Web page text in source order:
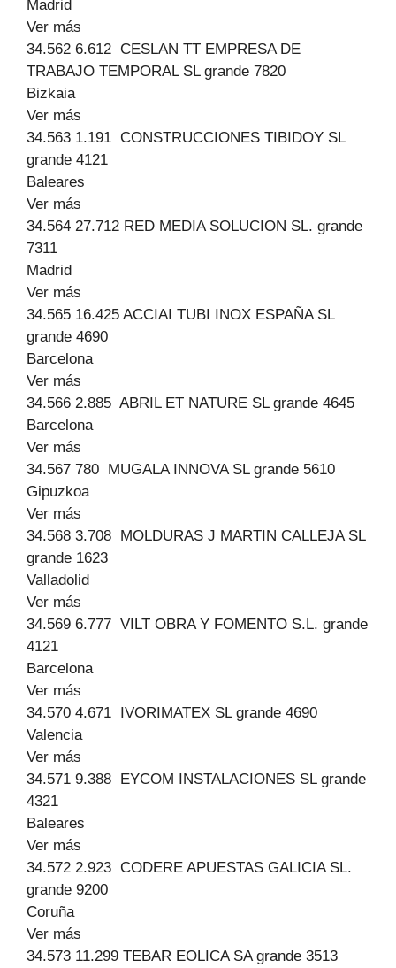
Madrid
Ver más
34.562 6.612 CESLAN TT EMPRESA DE
TRABAJO TEMPORAL SL grande 7820
Bizkaia
Ver más
34.563 1.191 CONSTRUCCIONES TIBIDOY SL
grande 4121
Baleares
Ver más
34.564 27.712 RED MEDIA SOLUCION SL. grande
7311
Madrid
Ver más
34.565 16.425 ACCIAI TUBI INOX ESPAÑA SL
grande 4690
Barcelona
Ver más
34.566 2.885 ABRIL ET NATURE SL grande 4645
Barcelona
Ver más
34.567 780 MUGALA INNOVA SL grande 5610
Gipuzkoa
Ver más
34.568 3.708 MOLDURAS J MARTIN CALLEJA SL
grande 1623
Valladolid
Ver más
34.569 6.777 VILT OBRA Y FOMENTO S.L. grande
4121
Barcelona
Ver más
34.570 4.671 IVORIMATEX SL grande 4690
Valencia
Ver más
34.571 9.388 EYCOM INSTALACIONES SL grande
4321
Baleares
Ver más
34.572 2.923 CODERE APUESTAS GALICIA SL.
grande 9200
Coruña
Ver más
34.573 11.299 TEBAR EOLICA SA grande 3513